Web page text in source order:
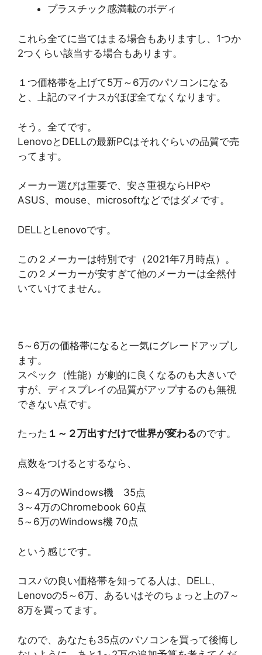
プラスチック感満載のボディ
これら全てに当てはまる場合もありますし、1つか
2つくらい該当する場合もあります。
１つ価格帯を上げて5万～6万のパソコンになる
と、上記のマイナスがほぼ全てなくなります。
そう。全てです。
LenovoとDELLの最新PCはそれぐらいの品質で売
ってます。
メーカー選びは重要で、安さ重視ならHPや
ASUS、mouse、microsoftなどではダメです。
DELLとLenovoです。
この２メーカーは特別です（2021年7月時点）。
この２メーカーが安すぎて他のメーカーは全然付
いていけてません。
5～6万の価格帯になると一気にグレードアップし
ます。
スペック（性能）が劇的に良くなるのも大きいで
すが、ディスプレイの品質がアップするのも無視
できない点です。
たった １～２万出すだけで世界が変わるのです。
点数をつけるとするなら、
3～4万のWindows機 35点
3～4万のChromebook 60点
5～6万のWindows機 70点
という感じです。
コスパの良い価格帯を知ってる人は、DELL、
Lenovoの5～6万、あるいはそのちょっと上の7～
8万を買ってます。
なので、あなたも35点のパソコンを買って後悔し